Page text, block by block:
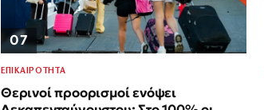
07
ΕΠΙΚΑΙΡΟΤΗΤΑ
Θερινοί προορισμοί ενόψει